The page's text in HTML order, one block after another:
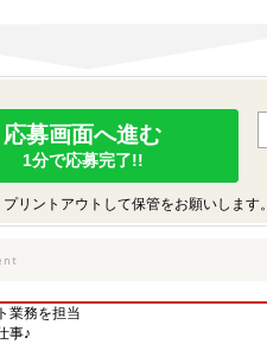
応募画面へ進む
1分で応募完了!!
リントアウトして保管をお願いします。
業務を担当
事♪